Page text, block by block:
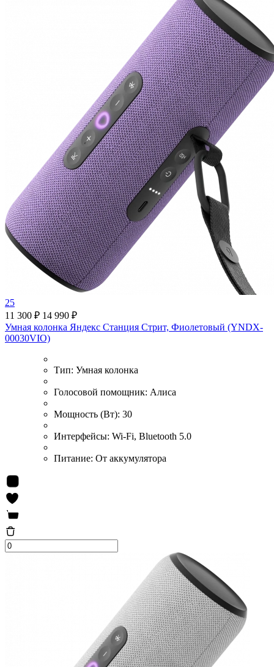
25
11 300 ₽ 14 990 ₽
Умная колонка Яндекс Станция Стрит, Фиолетовый (YNDX-
00030VIO)
Тип: Умная колонка
Голосовой помощник: Алиса
Мощность (Вт): 30
Интерфейсы: Wi-Fi, Bluetooth 5.0
Питание: От аккумулятора